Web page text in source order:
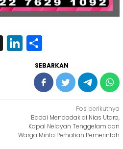
X LinkedIn
SEBARKAN
Pos berikutnya
Badai Mendadak di Nias Utara,
Kapal Nelayan Tenggelam dan
Warga Minta Perhatian Pemerintah